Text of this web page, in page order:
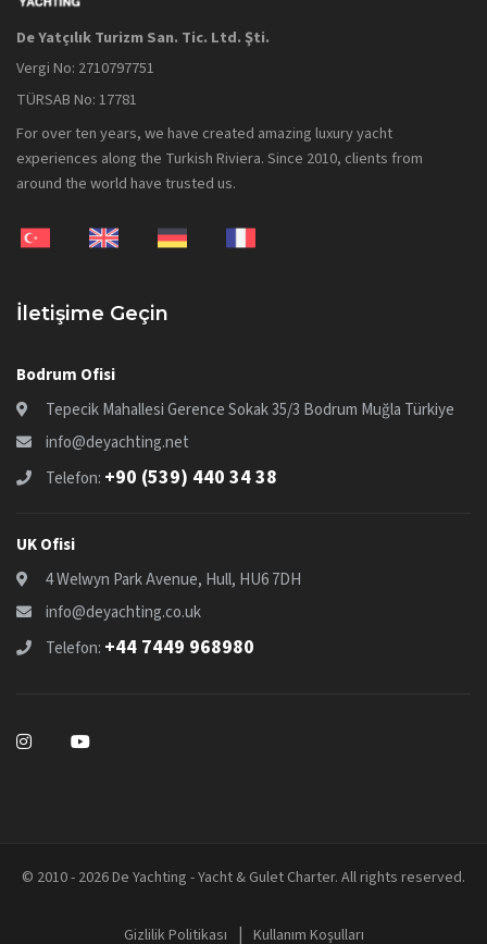
De Yatçılık Turizm San. Tic. Ltd. Şti.
Vergi No: 2710797751
TÜRSAB No: 17781
For over ten years, we have created amazing luxury yacht
experiences along the Turkish Riviera. Since 2010, clients from
around the world have trusted us.
İletişime Geçin
Bodrum Ofisi
Tepecik Mahallesi Gerence Sokak 35/3 Bodrum Muğla Türkiye
info@deyachting.net
Telefon: +90 (539) 440 34 38
UK Ofisi
4 Welwyn Park Avenue, Hull, HU6 7DH
info@deyachting.co.uk
Telefon: +44 7449 968980
© 2010 - 2026 De Yachting - Yacht & Gulet Charter. All rights reserved.
Gizlilik Politikası | Kullanım Koşulları